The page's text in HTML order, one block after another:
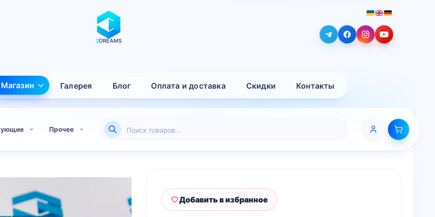
3DREAMS
Магазин Галерея Блог Оплата и доставка Скидки Контакты
Прочее Поиск
Добавить в избранное